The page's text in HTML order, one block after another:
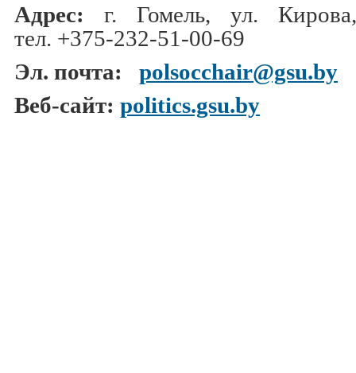
Адрес: г. Гомель, ул.
тел. +375-232-51-00-69
Эл. почта:
polsocchair@gsu.by
Веб-сайт: politics.gsu.by